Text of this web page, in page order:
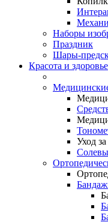
Наборы
Праздник
Шары-
Красота и здоровье
Уход